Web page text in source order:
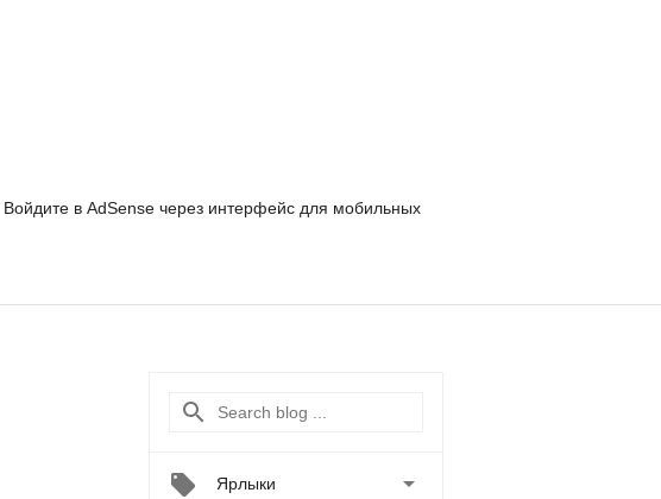
Войдите в AdSense через интерфейс для мобильных
Ярлыки 